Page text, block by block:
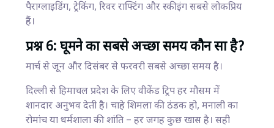
पैराग्लाइडिंग, ट्रेकिंग, रिवर राफ्टिंग और स्कीइंग सबसे लोकप्रिय
हैं।
प्रश्न 6: घूमने का सबसे अच्छा समय कौन सा है?
मार्च से जून और दिसंबर से फरवरी सबसे अच्छा समय है।
दिल्ली से हिमाचल प्रदेश के लिए वीकेंड ट्रिप हर मौसम में
शानदार अनुभव देती है। चाहे शिमला की ठंडक हो, मनाली का
रोमांच या धर्मशाला की शांति – हर जगह कुछ खास है। सही